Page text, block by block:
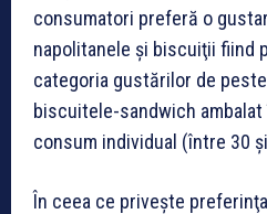
consumatori preferă o
napolitanele şi biscuiţii fiind
categoria gustărilor de
biscuitele-sandwich
consum individual (între 30
În ceea ce priveşte